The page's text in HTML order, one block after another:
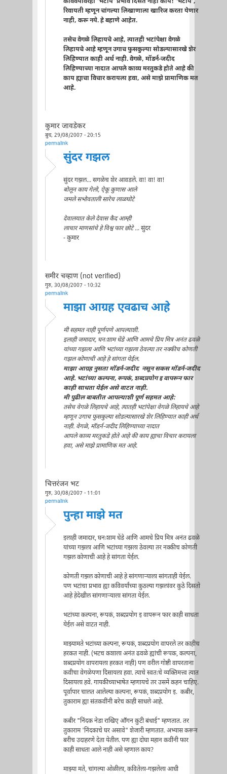
रिवायती म्हणून चांगल्या लिखाणाला खारिज करता येणार
नाही, करू नये. हे बहाणे आहेत.
तसेच वेगळे लिहायचे आहे, त्यातही भटांपेक्षा वेगळे
लिहायचे आहे म्हणून उगाच फुसकुल्या सोडल्यासारखे शेर
लिहिण्यात काही अर्थ नाही. वेगळे, मॉडर्न-जदीद
लिहिण्याच्या नादात आपले काव्य मरतुकडे होते आहे की
काय ह्याचा विचार करायला हवा, असे माझे प्रामाणिक मत
आहे.
कुमार जावडेकर
बुध, 29/08/2007 - 20:15
permalink
सुंदर गझल
सुंदर गझल... सगळेच शेर आवडले. वा! वा! वा!
बोलून काय गेलो, ऐकू कुणास आले
जमले सभोवताली सारेच लाळघोटे
देवालयात केले देवास कैद आम्ही
लाचार माणसांचे हे विश्व फार छोटे ... सुंदर
- कुमार
समीर चव्हाण (not verified)
गुरु, 30/08/2007 - 10:32
permalink
माझा आग्रह एवढाच आहे
मी सहमत नाही पूर्णपणे आपल्याशी.
इलाही जमादार, घनःशाम धेंडे आणि आमचे प्रिय मित्र अनंत ढवळे
यांच्या गझला आणि भटांच्या गझला ठेवल्या तर नक्कीच कोणती
गझल कोणाची आहे हे सांगता येईल.
माझा आग्रह नुसता मॉडर्न-जदीद नसून सकस मॉडर्न-जदीद
आहे. भटांच्या कल्पना, रूपकं, शब्दप्रयोग इ वापरून फार
काही साधता येईल असे वाटत नाही.
मी पुढील बाबतीत आपल्याशी पूर्ण सहमत आहे:
तसेच वेगळे लिहायचे आहे, त्यातही भटांपेक्षा वेगळे लिहायचे आहे
म्हणून उगाच फुसकुल्या सोडल्यासारखे शेर लिहिण्यात काही अर्थ
नाही. वेगळे, मॉडर्न-जदीद लिहिण्याच्या नादात
आपले काव्य मरतुकडे होते आहे की काय ह्याचा विचार करायला
हवा, असे माझे प्रामाणिक मत आहे.
चित्तरंजन भट
गुरु, 30/08/2007 - 11:01
permalink
पुन्हा माझे मत
इलाही जमादार, घनःशाम धेंडे आणि आमचे प्रिय मित्र अनंत ढवळे
यांच्या गझला आणि भटांच्या गझला ठेवल्या तर नक्कीच कोणती
गझल कोणाची आहे हे सांगता येईल.
कोणती गझल कोणाची आहे हे सांगणाऱ्याला सांगताही येईल.
पण भटांचा प्रभाव ह्या कविवर्यांच्या कुठल्या गझलांवर कुठे दिसतो
आहे हेदेखील सांगणाऱ्याला सांगता येईल.
भटांच्या कल्पना, रूपकं, शब्दप्रयोग इ वापरून फार काही साधता
येईल असे वाटत नाही.
माझ्यामते भटांच्या कल्पना, रूपकं, शब्दप्रयोग वापरले तर काहीच
हरकत नाही. (भटच कशाला अनंत ढवळे ह्यांची रूपक, कल्पना,
शब्दप्रयोग वापरायला हरकत नाही) पण वरील गोष्टी वापरताना
कवीचा वेगळेपणा दिसायला हवा. त्याचे स्वतःचे व्यक्तिमत्त्व त्यात
दिसायला हवे. गायकीच्याभाषेत म्हणायचे तर उसमें कहन चाहिए.
पूर्वापार चालत आलेल्या कल्पना, रूपकं, शब्दप्रयोग इ. कबीर,
तुकाराम ह्या संतकवींनी बरेच काही साधले आहे.
कबीर "निंदक नेडा राखिए आँगन कुटी बंधाई" म्हणतात. तर
तुकाराम 'निंदकाचे घर असावे" शेजारी म्हणतात. अभ्यास करून
बरीच उदाहरणे देता येतील. पण ह्या दोघा महान कवींनी फार
काही साधता आले नाही असे म्हणाल काय?
माझ्या मते, चांगल्या ओळीला, कवितेला-गझलेला आधी